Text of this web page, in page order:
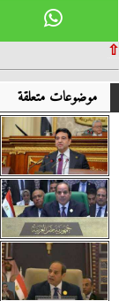
⇧
موضوعات متعلقة